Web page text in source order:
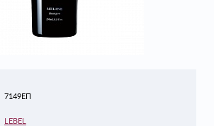
7149ЕП
LEBEL